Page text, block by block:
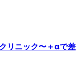
リニック〜＋αで差